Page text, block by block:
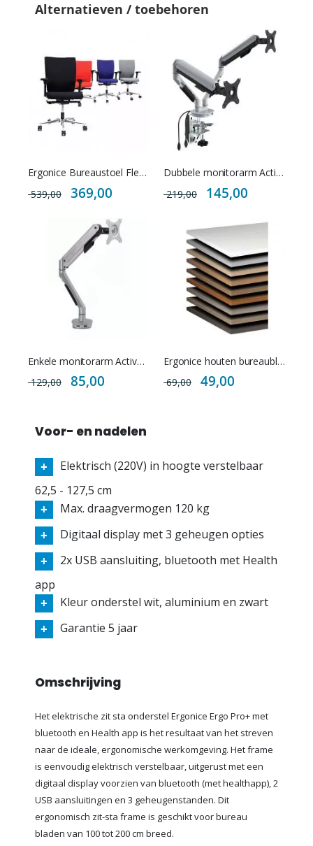
Alternatieven / toebehoren
Ergonice Bureaustoel Flex NPR 1813
539,00
Special
Price
369,00
Dubbele monitorarm Active met USB poorten
219,00
Special
Price
145,00
Enkele monitorarm Active met USB poorten
129,00
Special
Price
85,00
Ergonice houten bureaublad - diverse afmetingen
69,00
Special
Price
49,00
Voor- en nadelen
Elektrisch (220V) in hoogte verstelbaar
62,5 - 127,5 cm
Max. draagvermogen 120 kg
Digitaal display met 3 geheugen opties
2x USB aansluiting, bluetooth met Health
app
Kleur onderstel wit, aluminium en zwart
Garantie 5 jaar
Omschrijving
Het elektrische zit sta onderstel Ergonice Ergo Pro+ met
bluetooth en Health app is het resultaat van het streven
naar de ideale, ergonomische werkomgeving. Het frame
is eenvoudig elektrisch verstelbaar, uitgerust met een
digitaal display voorzien van bluetooth (met healthapp), 2
USB aansluitingen en 3 geheugenstanden. Dit
ergonomisch zit-sta frame is geschikt voor bureau
bladen van 100 tot 200 cm breed.